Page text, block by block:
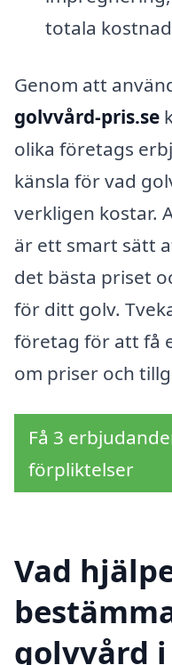
totala
Genom att
golvvård-pris.se
olika företags
känsla för vad
verkligen kostar.
är ett smart sätt
det bästa priset
för ditt golv.
företag för att få
om priser och
Få 3
förpliktelser
Vad
golvvård i